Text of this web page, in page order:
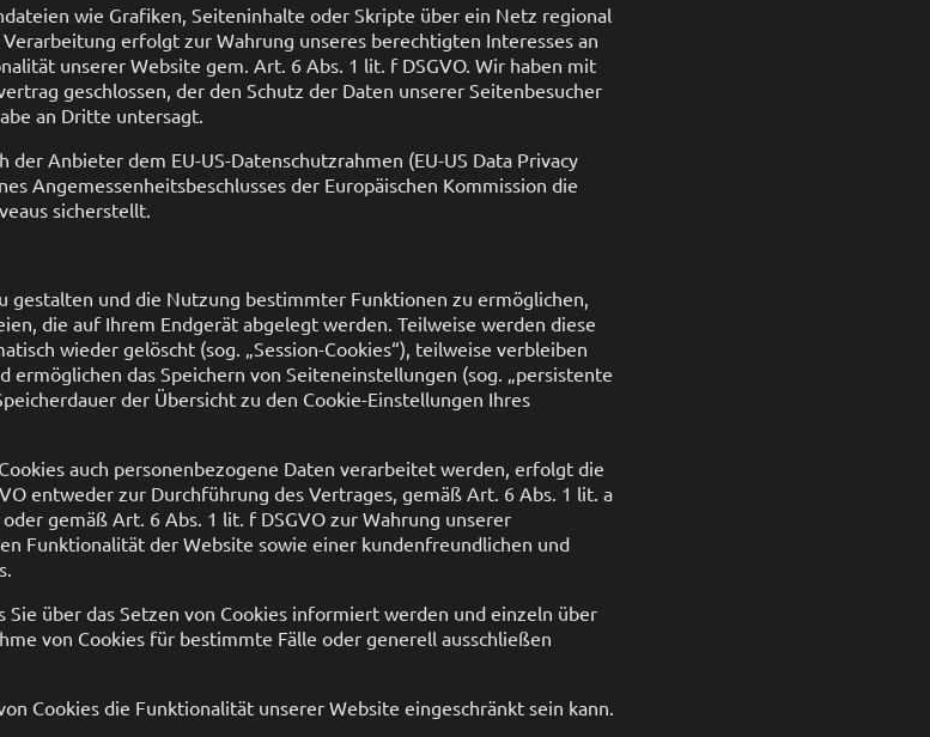
wie Grafiken, Seiteninhalte oder Skripte über ein Netz regional
erfolgt zur Wahrung unseres berechtigten Interesses an
unserer Website gem. Art. 6 Abs. 1 lit. f DSGVO. Wir haben mit
geschlossen, der den Schutz der Daten unserer Seitenbesucher
an Dritte untersagt.
Anbieter dem EU-US-Datenschutzrahmen (EU-US Data Privacy
Angemessenheitsbeschlusses der Europäischen Kommission die
sicherstellt.
gestalten und die Nutzung bestimmter Funktionen zu ermöglichen,
die auf Ihrem Endgerät abgelegt werden. Teilweise werden diese
wieder gelöscht (sog. „Session-Cookies“), teilweise verbleiben
ermöglichen das Speichern von Seiteneinstellungen (sog. „persistente
der Übersicht zu den Cookie-Einstellungen Ihres
auch personenbezogene Daten verarbeitet werden, erfolgt die
entweder zur Durchführung des Vertrages, gemäß Art. 6 Abs. 1 lit. a
gemäß Art. 6 Abs. 1 lit. f DSGVO zur Wahrung unserer
Funktionalität der Website sowie einer kundenfreundlichen und
Sie über das Setzen von Cookies informiert werden und einzeln über
von Cookies für bestimmte Fälle oder generell ausschließen
Cookies die Funktionalität unserer Website eingeschränkt sein kann.